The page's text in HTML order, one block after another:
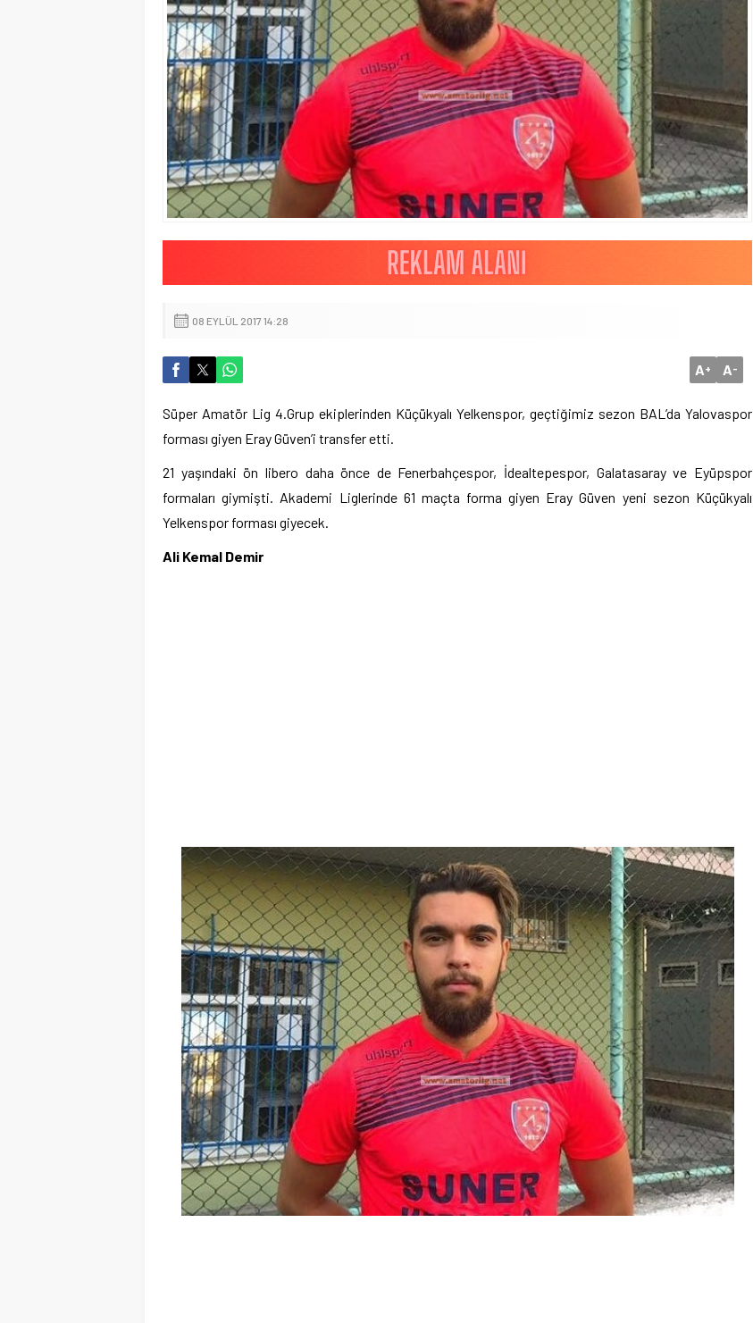
08 EYLÜL 2017 14:28
A+ A-
Süper Amatör Lig 4.Grup ekiplerinden Küçükyalı Yelkenspor, geçtiğimiz sezon BAL’da Yalovaspor
forması giyen Eray Güven’i transfer etti.
21 yaşındaki ön libero daha önce de Fenerbahçespor, İdealtepespor, Galatasaray ve Eyüpspor
formaları giymişti. Akademi Liglerinde 61 maçta forma giyen Eray Güven yeni sezon Küçükyalı
Yelkenspor forması giyecek.
Ali Kemal Demir